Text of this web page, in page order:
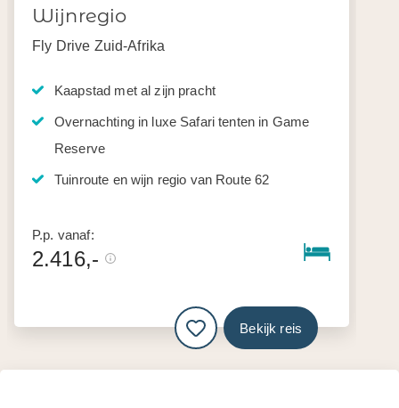
Wijnregio
Fly Drive Zuid-Afrika
Kaapstad met al zijn pracht
Overnachting in luxe Safari tenten in Game
Reserve
Tuinroute en wijn regio van Route 62
P.p. vanaf:
2.416,-
Bekijk reis